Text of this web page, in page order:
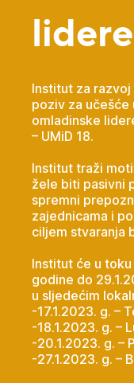
Institut za razvoj
poziv za učešće
omladinske
– UMiD 18.
Institut traži
žele biti pasivni
spremni
zajednicama i
ciljem stvaranja
Institut će u
godine do
u sljedećim
-17.1.2023. g. –
-18.1.2023. g. –
-20.1.2023. g. –
-27.1.2023. g. –